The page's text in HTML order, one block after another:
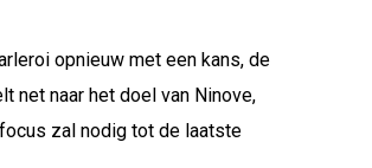
opnieuw met een kans, de
net naar het doel van Ninove,
zal nodig tot de laatste